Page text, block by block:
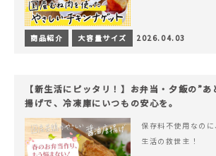
商品紹介 大容量サイズ 2026.04.03
【新生活にピッタリ！】お弁当・夕飯の”
揚げで、冷凍庫にいつもの安心を。
保存料不使用なの
生活の救世主！